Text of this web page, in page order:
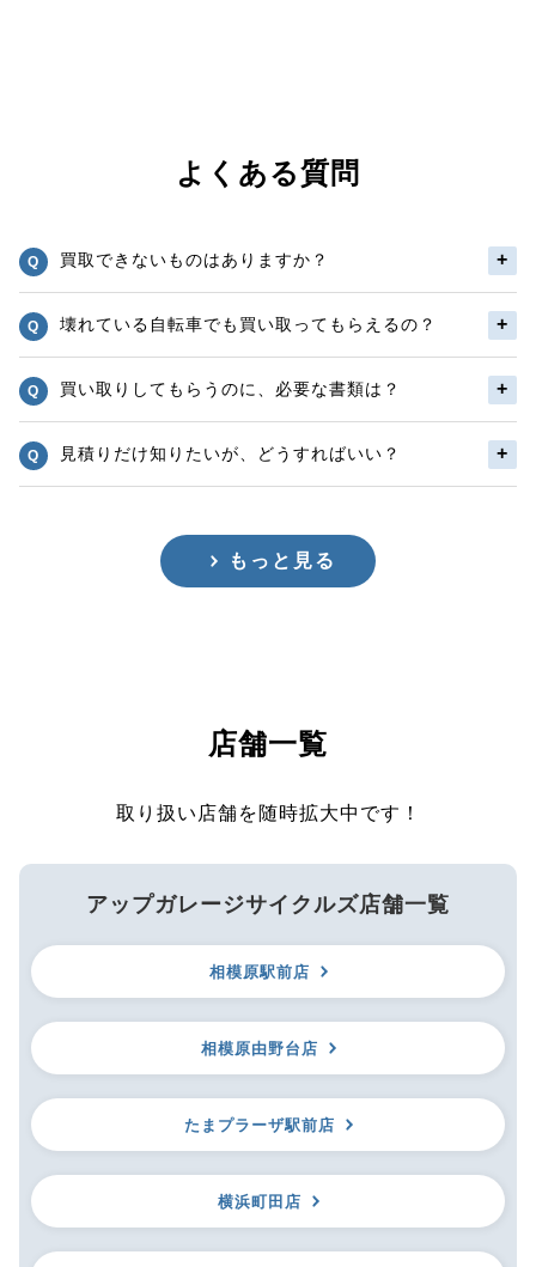
よくある質問
買取できないものはありますか？
壊れている自転車でも買い取ってもらえるの？
買い取りしてもらうのに、必要な書類は？
見積りだけ知りたいが、どうすればいい？
もっと見る
店舗一覧
取り扱い店舗を随時拡大中です！
アップガレージサイクルズ店舗一覧
相模原駅前店
相模原由野台店
たまプラーザ駅前店
横浜町田店